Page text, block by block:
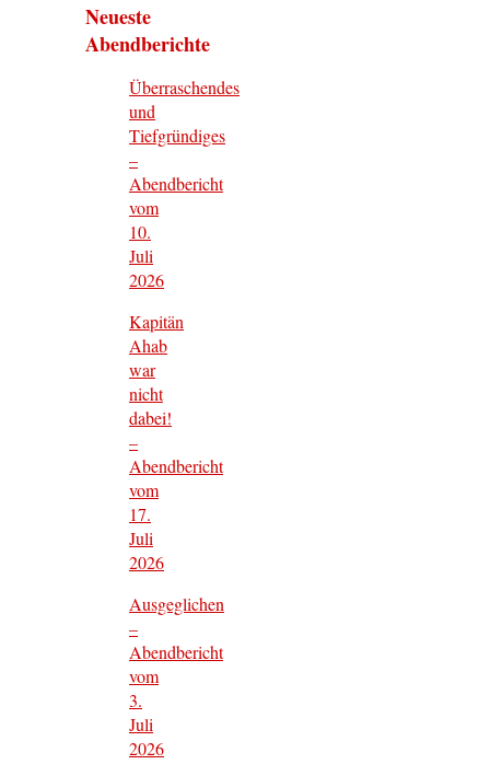
Neueste
Abendberichte
Überraschendes
und
Tiefgründiges
–
Abendbericht
vom
10.
Juli
2026
Kapitän
Ahab
war
nicht
dabei!
–
Abendbericht
vom
17.
Juli
2026
Ausgeglichen
–
Abendbericht
vom
3.
Juli
2026